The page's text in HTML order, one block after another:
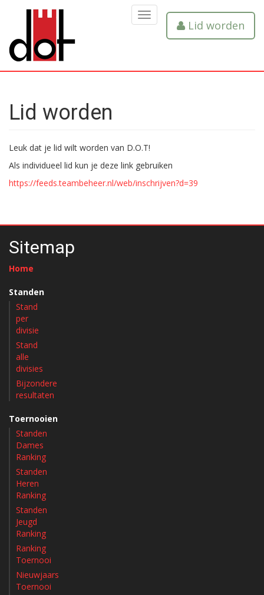
Lid worden
MENU
Lid worden
Leuk dat je lid wilt worden van D.O.T!
Als individueel lid kun je deze link gebruiken
https://feeds.teambeheer.nl/web/inschrijven?d=39
Sitemap
Home
Standen
Stand
per
divisie
Stand
alle
divisies
Bijzondere
resultaten
Toernooien
Standen
Dames
Ranking
Standen
Heren
Ranking
Standen
Jeugd
Ranking
Ranking
Toernooi
Nieuwjaars
Toernooi